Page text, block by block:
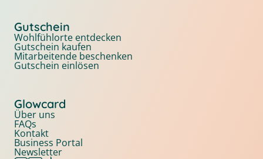
Gutschein
Wohlfühlorte entdecken
Gutschein kaufen
Mitarbeitende beschenken
Gutschein einlösen
Glowcard
Über uns
FAQs
Kontakt
Business Portal
Newsletter